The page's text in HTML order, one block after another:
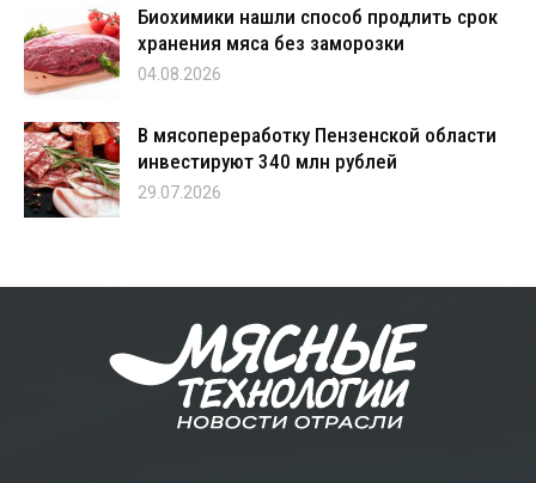
Биохимики нашли способ продлить срок
хранения мяса без заморозки
04.08.2026
В мясопереработку Пензенской области
инвестируют 340 млн рублей
29.07.2026